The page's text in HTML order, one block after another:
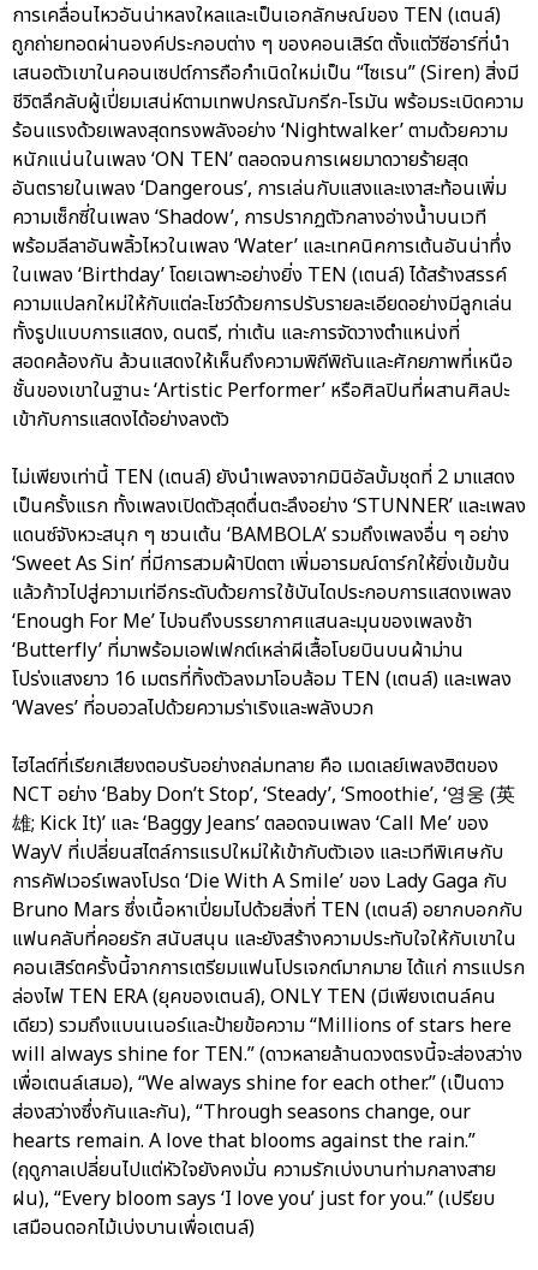
การเคลื่อนไหวอันน่าหลงใหลและเป็นเอกลักษณ์ของ TEN (เตนล์)
ถูกถ่ายทอดผ่านองค์ประกอบต่าง ๆ ของคอนเสิร์ต ตั้งแต่วีซีอาร์ที่นำ
เสนอตัวเขาในคอนเซปต์การถือกำเนิดใหม่เป็น “ไซเรน” (Siren) สิ่งมี
ชีวิตลึกลับผู้เปี่ยมเสน่ห์ตามเทพปกรณัมกรีก-โรมัน พร้อมระเบิดความ
ร้อนแรงด้วยเพลงสุดทรงพลังอย่าง ‘Nightwalker’ ตามด้วยความ
หนักแน่นในเพลง ‘ON TEN’ ตลอดจนการเผยมาดวายร้ายสุด
อันตรายในเพลง ‘Dangerous’, การเล่นกับแสงและเงาสะท้อนเพิ่ม
ความเซ็กซี่ในเพลง ‘Shadow’, การปรากฏตัวกลางอ่างน้ำบนเวที
พร้อมลีลาอันพลิ้วไหวในเพลง ‘Water’ และเทคนิคการเต้นอันน่าทึ่ง
ในเพลง ‘Birthday’ โดยเฉพาะอย่างยิ่ง TEN (เตนล์) ได้สร้างสรรค์
ความแปลกใหม่ให้กับแต่ละโชว์ด้วยการปรับรายละเอียดอย่างมีลูกเล่น
ทั้งรูปแบบการแสดง, ดนตรี, ท่าเต้น และการจัดวางตำแหน่งที่
สอดคล้องกัน ล้วนแสดงให้เห็นถึงความพิถีพิถันและศักยภาพที่เหนือ
ชั้นของเขาในฐานะ ‘Artistic Performer’ หรือศิลปินที่ผสานศิลปะ
เข้ากับการแสดงได้อย่างลงตัว
ไม่เพียงเท่านี้ TEN (เตนล์) ยังนำเพลงจากมินิอัลบั้มชุดที่ 2 มาแสดง
เป็นครั้งแรก ทั้งเพลงเปิดตัวสุดตื่นตะลึงอย่าง ‘STUNNER’ และเพลง
แดนซ์จังหวะสนุก ๆ ชวนเต้น ‘BAMBOLA’ รวมถึงเพลงอื่น ๆ อย่าง
‘Sweet As Sin’ ที่มีการสวมผ้าปิดตา เพิ่มอารมณ์ดาร์กให้ยิ่งเข้มข้น
แล้วก้าวไปสู่ความเท่อีกระดับด้วยการใช้บันไดประกอบการแสดงเพลง
‘Enough For Me’ ไปจนถึงบรรยากาศแสนละมุนของเพลงช้า
‘Butterfly’ ที่มาพร้อมเอฟเฟกต์เหล่าผีเสื้อโบยบินบนผ้าม่าน
โปร่งแสงยาว 16 เมตรที่ทิ้งตัวลงมาโอบล้อม TEN (เตนล์) และเพลง
‘Waves’ ที่อบอวลไปด้วยความร่าเริงและพลังบวก
ไฮไลต์ที่เรียกเสียงตอบรับอย่างถล่มทลาย คือ เมดเลย์เพลงฮิตของ
NCT อย่าง ‘Baby Don’t Stop’, ‘Steady’, ‘Smoothie’, ‘영웅 (英
雄; Kick It)’ และ ‘Baggy Jeans’ ตลอดจนเพลง ‘Call Me’ ของ
WayV ที่เปลี่ยนสไตล์การแรปใหม่ให้เข้ากับตัวเอง และเวทีพิเศษกับ
การคัฟเวอร์เพลงโปรด ‘Die With A Smile’ ของ Lady Gaga กับ
Bruno Mars ซึ่งเนื้อหาเปี่ยมไปด้วยสิ่งที่ TEN (เตนล์) อยากบอกกับ
แฟนคลับที่คอยรัก สนับสนุน และยังสร้างความประทับใจให้กับเขาใน
คอนเสิร์ตครั้งนี้จากการเตรียมแฟนโปรเจกต์มากมาย ได้แก่ การแปรก
ล่องไฟ TEN ERA (ยุคของเตนล์), ONLY TEN (มีเพียงเตนล์คน
เดียว) รวมถึงแบนเนอร์และป้ายข้อความ “Millions of stars here
will always shine for TEN.” (ดาวหลายล้านดวงตรงนี้จะส่องสว่าง
เพื่อเตนล์เสมอ), “We always shine for each other.” (เป็นดาว
ส่องสว่างซึ่งกันและกัน), “Through seasons change, our
hearts remain. A love that blooms against the rain.”
(ฤดูกาลเปลี่ยนไปแต่หัวใจยังคงมั่น ความรักเบ่งบานท่ามกลางสาย
ฝน), “Every bloom says ‘I love you’ just for you.” (เปรียบ
เสมือนดอกไม้เบ่งบานเพื่อเตนล์)